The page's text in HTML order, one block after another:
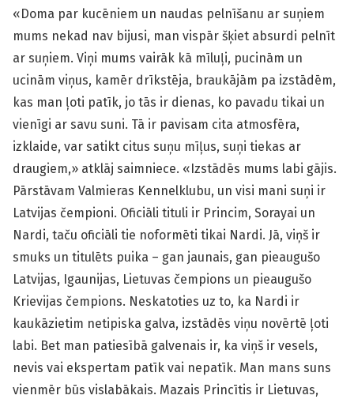
«Doma par kucēniem un naudas pelnīšanu ar suņiem
mums nekad nav bijusi, man vispār šķiet absurdi pelnīt
ar suņiem. Viņi mums vairāk kā mīluļi, pucinām un
ucinām viņus, kamēr drīkstēja, braukājām pa izstādēm,
kas man ļoti patīk, jo tās ir dienas, ko pavadu tikai un
vienīgi ar savu suni. Tā ir pavisam cita atmosfēra,
izklaide, var satikt citus suņu mīļus, suņi tiekas ar
draugiem,» atklāj saimniece. «Izstādēs mums labi gājis.
Pārstāvam Valmieras Kennelklubu, un visi mani suņi ir
Latvijas čempioni. Oficiāli tituli ir Princim, Sorayai un
Nardi, taču oficiāli tie noformēti tikai Nardi. Jā, viņš ir
smuks un titulēts puika – gan jaunais, gan pieaugušo
Latvijas, Igaunijas, Lietuvas čempions un pieaugušo
Krievijas čempions. Neskatoties uz to, ka Nardi ir
kaukāzietim netipiska galva, izstādēs viņu novērtē ļoti
labi. Bet man patiesībā galvenais ir, ka viņš ir vesels,
nevis vai ekspertam patīk vai nepatīk. Man mans suns
vienmēr būs vislabākais. Mazais Princītis ir Lietuvas,